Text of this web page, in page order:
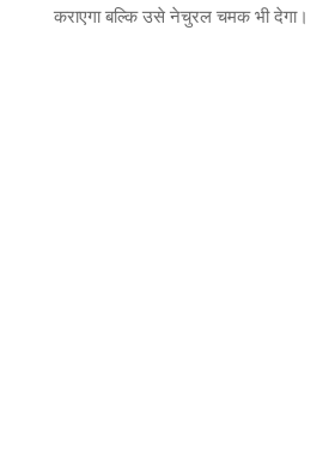
कराएगा बल्कि उसे नेचुरल चमक भी देगा।